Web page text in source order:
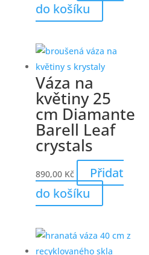
do košíku
Váza na
květiny 25
cm Diamante
Barell Leaf
crystals
890,00 Kč
Přidat
do košíku